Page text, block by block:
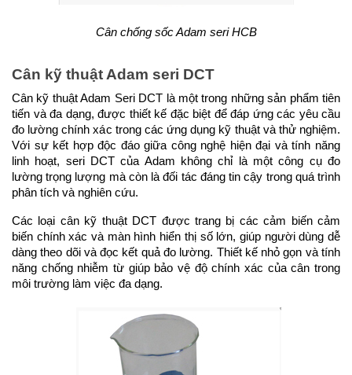
Cân chống sốc Adam seri HCB
Cân kỹ thuật Adam seri DCT
Cân kỹ thuật Adam Seri DCT là một trong những sản phẩm tiên
tiến và đa dạng, được thiết kế đặc biệt để đáp ứng các yêu cầu
đo lường chính xác trong các ứng dụng kỹ thuật và thử nghiệm.
Với sự kết hợp độc đáo giữa công nghệ hiện đại và tính năng
linh hoạt, seri DCT của Adam không chỉ là một công cụ đo
lường trọng lượng mà còn là đối tác đáng tin cậy trong quá trình
phân tích và nghiên cứu.
Các loại cân kỹ thuật DCT được trang bị các cảm biến cảm
biến chính xác và màn hình hiển thị số lớn, giúp người dùng dễ
dàng theo dõi và đọc kết quả đo lường. Thiết kế nhỏ gọn và tính
năng chống nhiễm từ giúp bảo vệ độ chính xác của cân trong
môi trường làm việc đa dạng.